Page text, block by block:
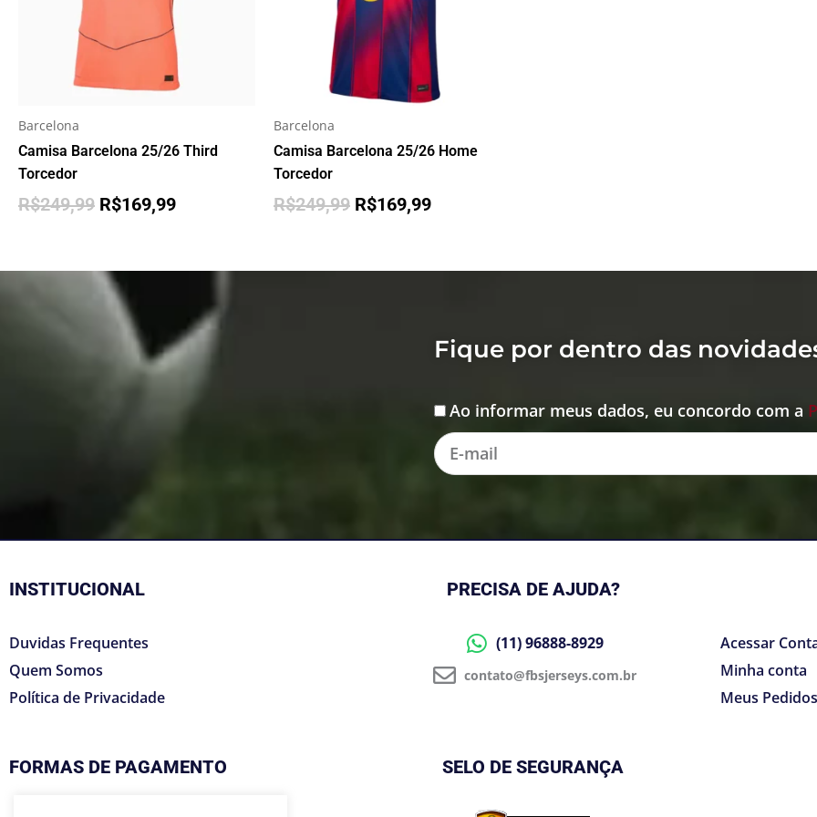
Barcelona
Camisa Barcelona 25/26 Third
Torcedor
R$249,99 R$169,99
Barcelona
Camisa Barcelona 25/26 Home
Torcedor
R$249,99 R$169,99
Fique por dentro das
Ao informar meus dados, eu concordo com a
E-
mail
INSTITUCIONAL
Duvidas Frequentes
Quem Somos
Política de Privacidade
PRECISA DE AJUDA?
(11) 96888-8929
contato@fbsjerseys.com.br
Acessar
Minha conta
Meus Pedidos
FORMAS DE PAGAMENTO SELO DE SEGURANÇA